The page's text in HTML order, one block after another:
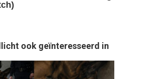
ook geïnteresseerd in